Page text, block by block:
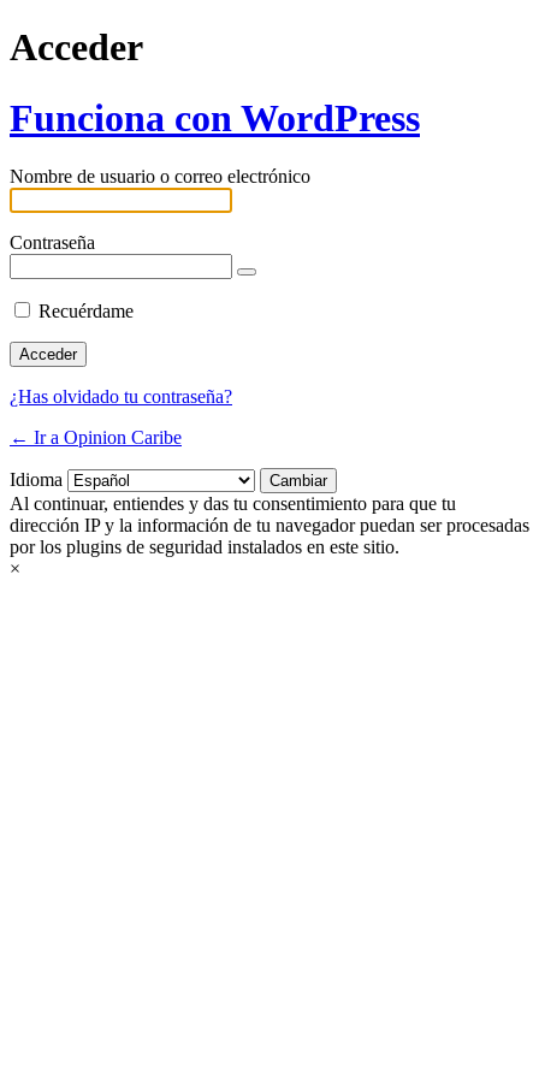
Acceder
Funciona con WordPress
Nombre de usuario o correo electrónico
Contraseña
Recuérdame
¿Has olvidado tu contraseña?
← Ir a Opinion Caribe
Idioma
Al continuar, entiendes y das tu consentimiento para que tu
dirección IP y la información de tu navegador puedan ser procesadas
por los plugins de seguridad instalados en este sitio.
×